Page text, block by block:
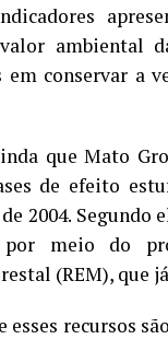
ambiental
em conservar a
que Mato
de efeito
2004. Segundo
por meio do
(REM), que
esses recursos